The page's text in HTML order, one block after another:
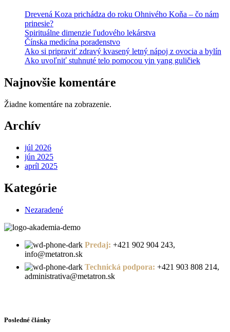
Drevená Koza prichádza do roku Ohnivého Koňa – čo nám
prinesie?
Spirituálne dimenzie ľudového lekárstva
Čínska medicína poradenstvo
Ako si pripraviť zdravý kvasený letný nápoj z ovocia a bylín
Ako uvoľniť stuhnuté telo pomocou yin yang guličiek
Najnovšie komentáre
Žiadne komentáre na zobrazenie.
Archív
júl 2026
jún 2025
apríl 2025
Kategórie
Nezaradené
Predaj: +421 902 904 243,
info@metatron.sk
Technická podpora: +421 903 808 214,
administrativa@metatron.sk
Posledné články